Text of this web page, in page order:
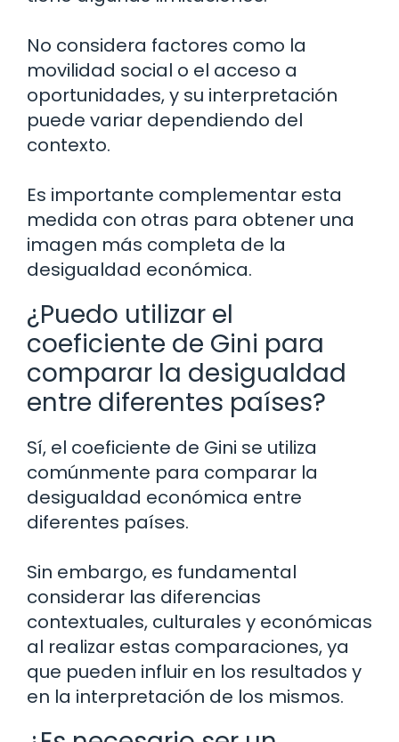
No considera factores como la
movilidad social o el acceso a
oportunidades, y su interpretación
puede variar dependiendo del
contexto.
Es importante complementar esta
medida con otras para obtener una
imagen más completa de la
desigualdad económica.
¿Puedo utilizar el
coeficiente de Gini para
comparar la desigualdad
entre diferentes países?
Sí, el coeficiente de Gini se utiliza
comúnmente para comparar la
desigualdad económica entre
diferentes países.
Sin embargo, es fundamental
considerar las diferencias
contextuales, culturales y económicas
al realizar estas comparaciones, ya
que pueden influir en los resultados y
en la interpretación de los mismos.